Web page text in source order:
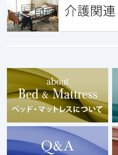
マットレス中国ネット直販店